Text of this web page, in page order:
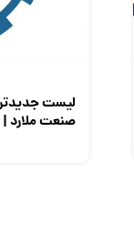
لیست
صنعت ملارد | ۱۷ مرداد ۱۴۰۵